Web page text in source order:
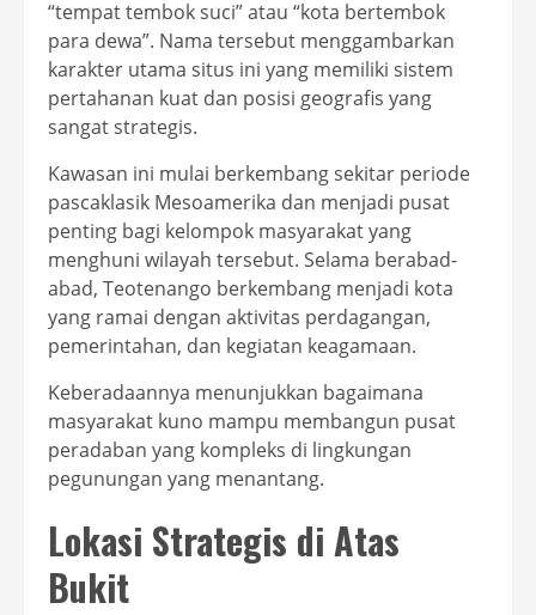
“tempat tembok suci” atau “kota bertembok
para dewa”. Nama tersebut menggambarkan
karakter utama situs ini yang memiliki sistem
pertahanan kuat dan posisi geografis yang
sangat strategis.
Kawasan ini mulai berkembang sekitar periode
pascaklasik Mesoamerika dan menjadi pusat
penting bagi kelompok masyarakat yang
menghuni wilayah tersebut. Selama berabad-
abad, Teotenango berkembang menjadi kota
yang ramai dengan aktivitas perdagangan,
pemerintahan, dan kegiatan keagamaan.
Keberadaannya menunjukkan bagaimana
masyarakat kuno mampu membangun pusat
peradaban yang kompleks di lingkungan
pegunungan yang menantang.
Lokasi Strategis di Atas
Bukit